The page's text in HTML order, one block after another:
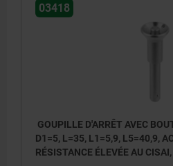
03418
GOUPILLE D'ARRÊT AVEC
D1=5, L=35, L1=5,9, L5=40,9,
RÉSISTANCE ÉLEVÉE AU